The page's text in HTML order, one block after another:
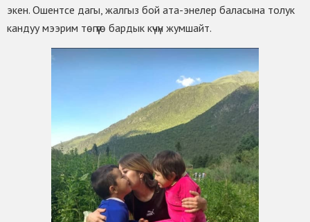
экен. Ошентсе дагы, жалгыз бой ата-энелер баласына толук
кандуу мээрим төгүүгө бардык күчүн жумшайт.